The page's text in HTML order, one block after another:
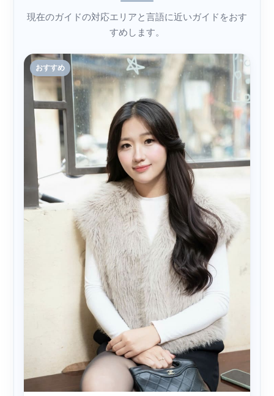
現在のガイドの対応エリアと言語に近いガイドをおす
すめします。
おすすめ